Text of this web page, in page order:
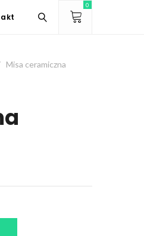
0
Misa ceramiczna